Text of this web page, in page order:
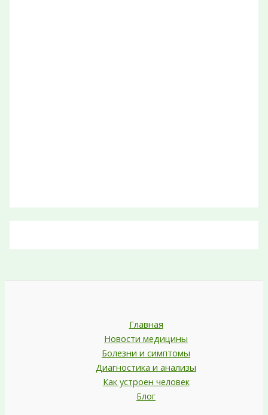
Главная
Новости медицины
Болезни и симптомы
Диагностика и анализы
Как устроен человек
Блог